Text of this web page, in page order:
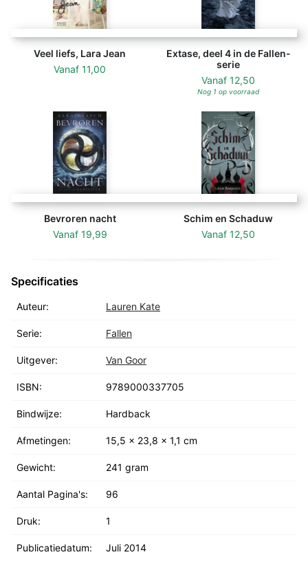
Veel liefs, Lara Jean
Vanaf 11,00
Extase, deel 4 in de Fallen-
serie
Vanaf 12,50
Nog 1 op voorraad
Bevroren nacht
Vanaf 19,99
Schim en Schaduw
Vanaf 12,50
Specificaties
Auteur: Lauren Kate
Serie: Fallen
Uitgever: Van Goor
ISBN: 9789000337705
Bindwijze: Hardback
Afmetingen: 15,5 x 23,8 x 1,1 cm
Gewicht: 241 gram
Aantal Pagina's: 96
Druk: 1
Publicatiedatum: Juli 2014